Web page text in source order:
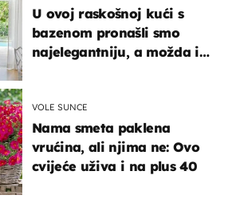
U ovoj raskošnoj kući s
bazenom pronašli smo
najelegantniju, a možda i
VOLE SUNCE
Nama smeta paklena
vrućina, ali njima ne: Ovo
cvijeće uživa i na plus 40